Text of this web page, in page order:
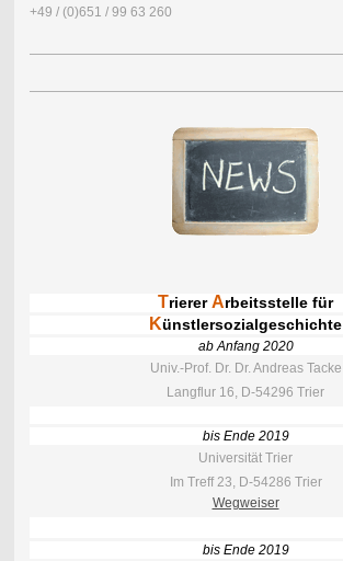
+49 / (0)651 / 99 63 260
Trierer Arbeitsstelle für
Künstlersozialgeschichte
ab Anfang 2020
Univ.-Prof. Dr. Dr. Andreas Tacke
Langflur 16, D-54296 Trier
bis Ende 2019
Universität Trier
Im Treff 23, D-54286 Trier
Wegweiser
bis Ende 2019